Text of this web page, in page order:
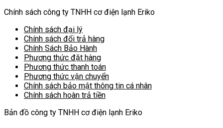
Chính sách công ty TNHH cơ điện lạnh Eriko
Chính sách đại lý
Chính sách đổi trả hàng
Chính Sách Bảo Hành
Phương thức đặt hàng
Phương thức thanh toán
Phương thức vận chuyển
Chính sách bảo mật thông tin cá nhân
Chính sách hoàn trả tiền
Bản đồ công ty TNHH cơ điện lạnh Eriko